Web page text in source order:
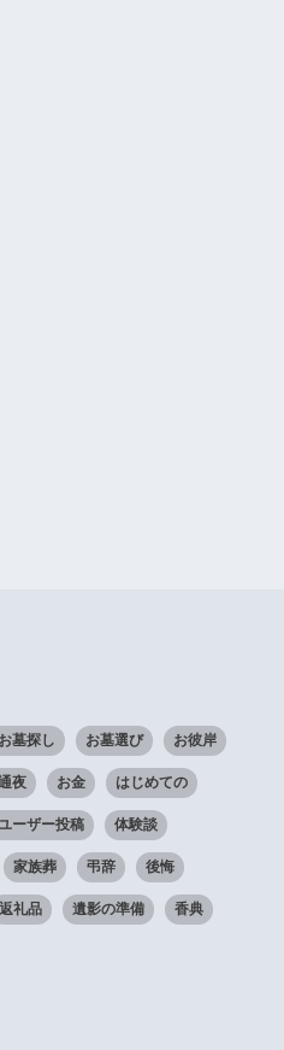
お墓探し お墓選び お彼岸
夜 お金 はじめての
ーザー投稿 体験談
家族葬 弔辞 後悔
返礼品 遺影の準備 香典